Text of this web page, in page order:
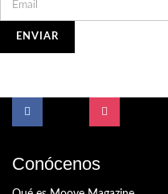
Conócenos